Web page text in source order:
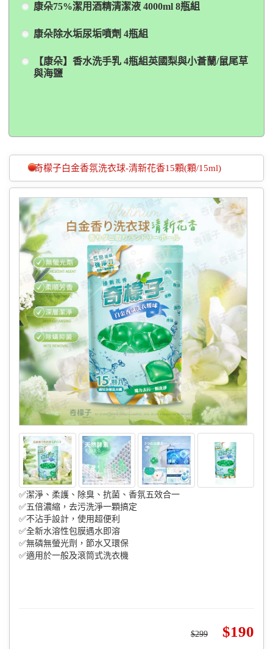
康朵75%潔用酒精清潔液 4000ml 8瓶組
康朵除水垢尿垢噴劑 4瓶組
【康朵】香水洗手乳 4瓶組英國梨與小蒼蘭/鼠尾草
與海鹽
奇檬子白金香氛洗衣球-清新花香15顆(顆/15ml)
✅潔淨、柔護、除臭、抗菌、香氛五效合一
✅五倍濃縮，去污洗淨一顆搞定
✅不沾手設計，使用超便利
✅全新水溶性包膜遇水即溶
✅無磷無螢光劑，節水又環保
✅適用於一般及滾筒式洗衣機
299 190